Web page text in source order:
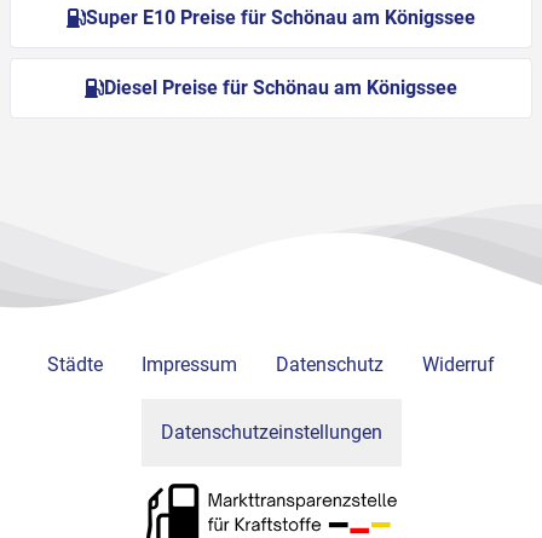
Super E10 Preise für Schönau am Königssee
Diesel Preise für Schönau am Königssee
Städte Impressum Datenschutz Widerruf
Datenschutzeinstellungen